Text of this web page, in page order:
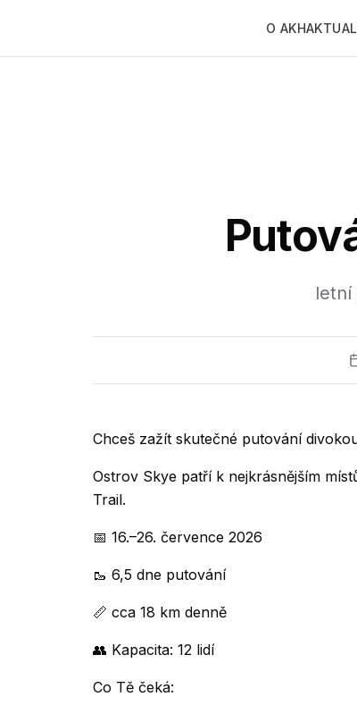
O AKH
letní
Chceš zažít skutečné putování
Ostrov Skye patří k nejkrásnějším
Trail.
📅 16.–26. července 2026
🥾 6,5 dne putování
📏 cca 18 km denně
👥 Kapacita: 12 lidí
Co Tě čeká: